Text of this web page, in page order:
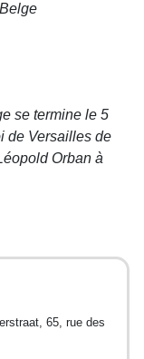
se termine le 5
de Versailles de
Orban à
65, rue des